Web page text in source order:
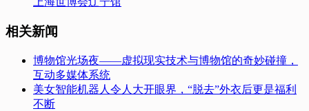
相关新闻
博物馆光场夜——虚拟现实技术与博物馆的奇妙碰撞，
互动多媒体系统
美女智能机器人令人大开眼界，“脱去”外衣后更是福利
不断